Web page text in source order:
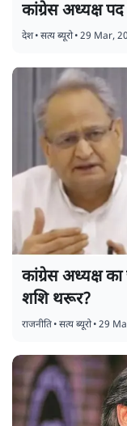
कांग्रेस अध्यक्ष
देश•सत्य ब्यूरो•29 Mar,
कांग्रेस अध्यक्ष
शशि थरूर?
राजनीति•सत्य ब्यूरो•29